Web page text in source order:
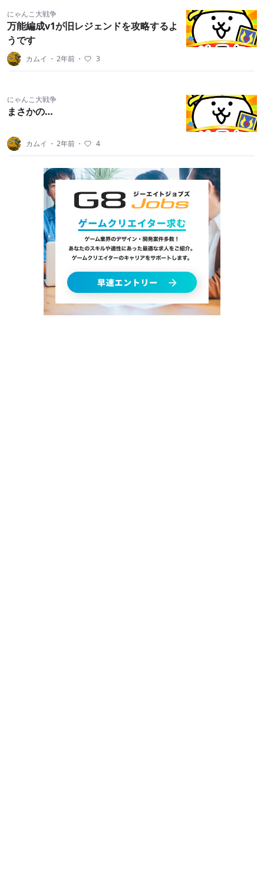
にゃんこ大戦争
万能編成v1が旧レジェンドを攻略するよ
うです
カムイ ・ 2年前 ・ 3
にゃんこ大戦争
まさかの…
カムイ ・ 2年前 ・ 4